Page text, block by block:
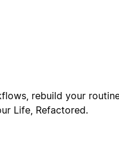
rebuild your
Life, Refactored.